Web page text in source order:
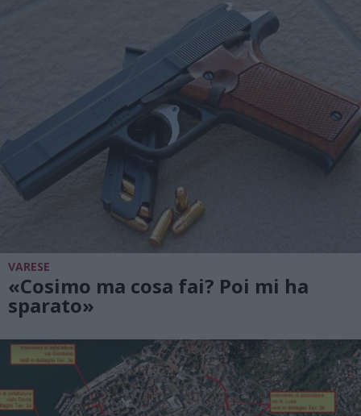
VARESE
«Cosimo ma cosa fai? Poi mi ha
sparato»